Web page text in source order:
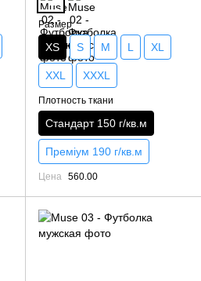
Размер
XS S M L XL
XXL XXXL
Плотность ткани
Стандарт 150 г/кв.м
Преміум 190 г/кв.м
Цена 560.00